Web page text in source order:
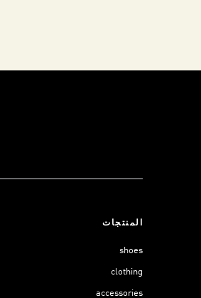
المنتجات
shoes
clothing
accessories